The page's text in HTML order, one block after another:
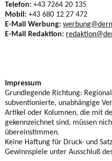
Telefon: +43 7264 20 135
Mobil: +43 680 12 27 472
E-Mail Werbung:
E-Mail Redaktion:
Impressum
Grundlegende Richtung:
subventionierte, unabhängige
Artikel oder Kolumnen, die mit
gekennzeichnet sind, müssen
übereinstimmen.
Keine Haftung für Druck- und
Gewinnspiele unter Ausschluß